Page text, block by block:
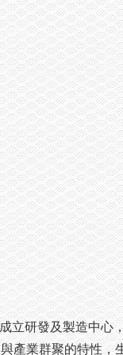
立研發及製造中心
產業群聚的特性，